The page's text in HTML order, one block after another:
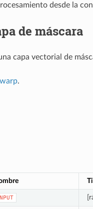
desde la
de máscara
capa vectorial de
.